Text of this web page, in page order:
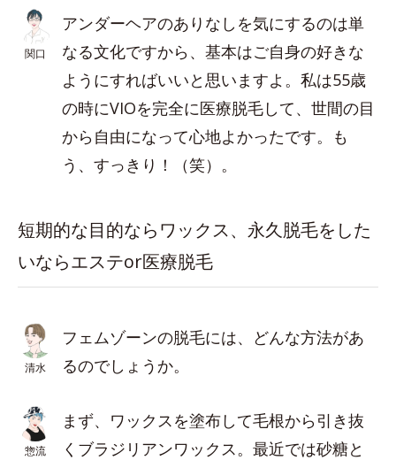
関口
アンダーヘアのありなしを気にするのは単
なる文化ですから、基本はご自身の好きな
ようにすればいいと思いますよ。私は55歳
の時にVIOを完全に医療脱毛して、世間の目
から自由になって心地よかったです。も
う、すっきり！（笑）。
短期的な目的ならワックス、永久脱毛をした
いならエステor医療脱毛
清水
フェムゾーンの脱毛には、どんな方法があ
るのでしょうか。
惣流
まず、ワックスを塗布して毛根から引き抜
くブラジリアンワックス。最近では砂糖と